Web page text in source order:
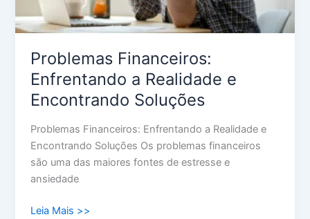
Problemas Financeiros:
Enfrentando a Realidade e
Encontrando Soluções
Problemas Financeiros: Enfrentando a Realidade e
Encontrando Soluções Os problemas financeiros
são uma das maiores fontes de estresse e
ansiedade
Leia Mais >>